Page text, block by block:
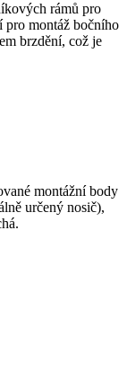
rámů pro
pro montáž bočního
brzdění, což je
montážní body
určený nosič),